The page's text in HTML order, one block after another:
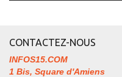
CONTACTEZ-NOUS
INFOS15.COM
1 Bis, Square d'Amiens